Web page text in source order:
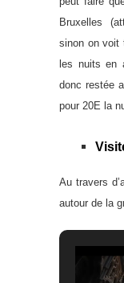
Bruxelles
sinon on voit
les nuits en
donc restée
pour 20E la
Au travers
autour de la